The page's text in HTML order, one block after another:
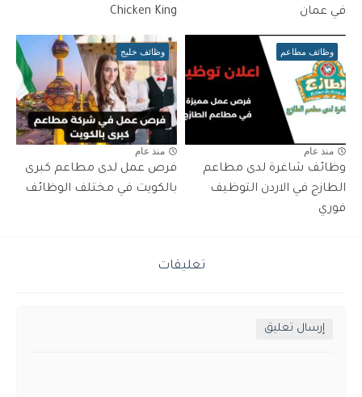
في عمان
Chicken King
وظائف مطاعم
منذ عام
وظائف شاغرة لدى مطاعم
الطازج في الاردن التوظيف
فوري
وظائف خليج
منذ عام
فرص عمل لدى مطاعم كبرى
بالكويت في مختلف الوظائف
تعليقات
إرسال تعليق